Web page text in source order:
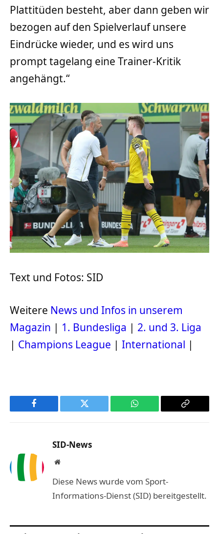
Plattitüden besteht, aber dann geben wir
bezogen auf den Spielverlauf unsere
Eindrücke wieder, und es wird uns
prompt tagelang eine Trainer-Kritik
angehängt.“
Text und Fotos: SID
Weitere News und Infos in unserem
Magazin | 1. Bundesliga | 2. und 3. Liga
| Champions League | International |
Facebook Twitter WhatsApp
Copy
SID-News
Website
Diese News wurde vom Sport-
Informations-Dienst (SID) bereitgestellt.